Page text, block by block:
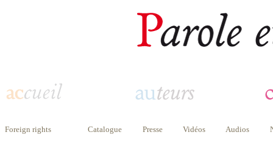
Foreign rights Catalogue Presse Vidéos Audios